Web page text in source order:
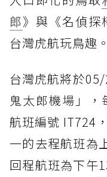
郎》與《名偵探
台灣虎航玩鳥趣。
台灣虎航將於
鬼太郎機場」
航班編號 IT724
一的去程航班為
回程航班為下午